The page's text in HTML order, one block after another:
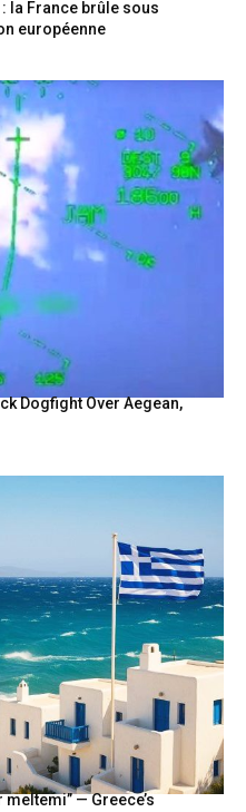
la France brûle sous
européenne
Dogfight Over Aegean,
— Greece’s